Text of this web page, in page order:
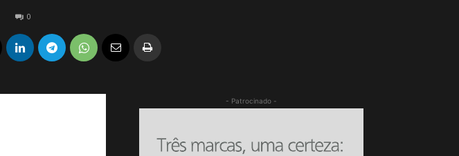
0
- Patrocinado -